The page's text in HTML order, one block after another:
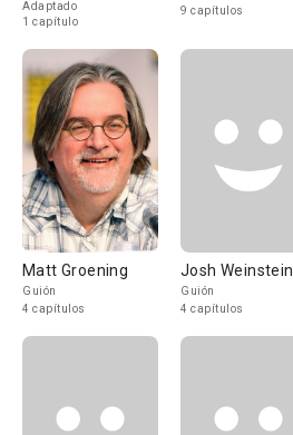
Adaptado
1 capítulo
9 capítulos
Matt Groening
Guión
4 capítulos
Josh Weinstein
Guión
4 capítulos